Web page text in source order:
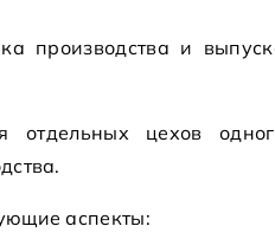
производства и
цехов
аспекты: